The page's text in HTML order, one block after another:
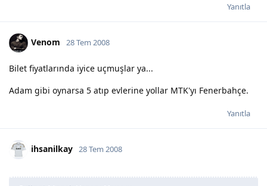
Yanıtla
Venom 28 Tem 2008
Bilet fiyatlarında iyice uçmuşlar ya...
Adam gibi oynarsa 5 atıp evlerine yollar MTK'yı Fenerbahçe.
Yanıtla
ihsanilkay 28 Tem 2008